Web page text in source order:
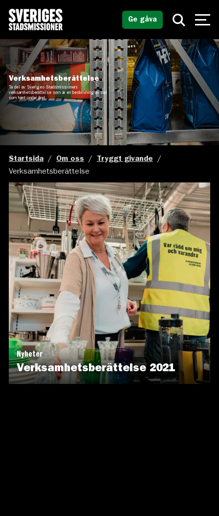
Ge gåva
Verksamhetsberättelse
Ta del av Sveriges Stadsmissioners
verksamhetsberättelse som är en beskrivning av vad
som hänt under året.
Startsida / Om oss / Tryggt givande /
Verksamhetsberättelse
Nyheter
Verksamhetsberättelse 2021